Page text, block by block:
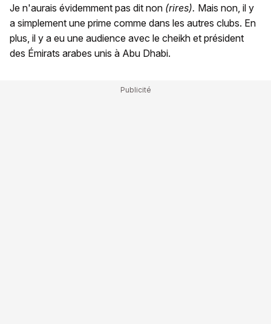
Je n'aurais évidemment pas dit non (rires). Mais non, il y
a simplement une prime comme dans les autres clubs. En
plus, il y a eu une audience avec le cheikh et président
des Émirats arabes unis à Abu Dhabi.